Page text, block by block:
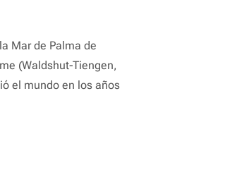
Mar de Palma de
(Waldshut-Tiengen,
el mundo en los años